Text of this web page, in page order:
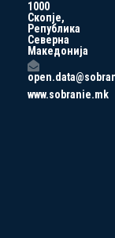
1000
Скопје,
Република
Северна
Македонија
www.sobranie.mk